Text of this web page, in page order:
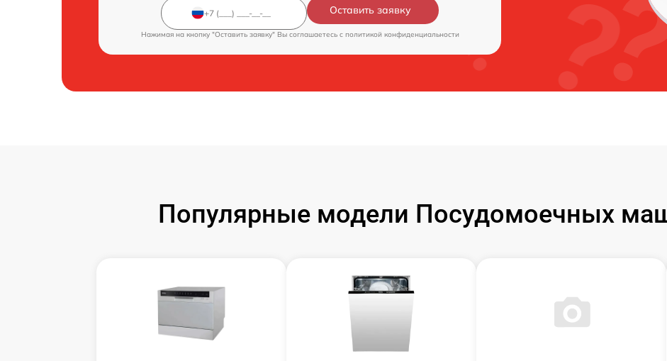
Оставить заявку
Нажимая на кнопку "Оставить заявку" Вы соглашаетесь c политикой конфиденциальности
Популярные модели Посудомоечных